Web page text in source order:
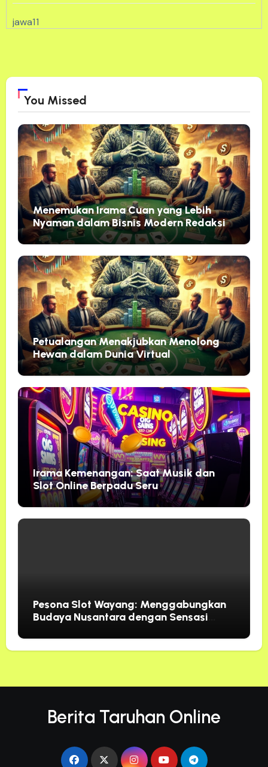
jawa11
https://www.geocities.ws/cenat/joker11/
You Missed
Menemukan Irama Cuan yang Lebih
Nyaman dalam Bisnis Modern Redaksi
Harmoni Usaha 10 Mei 2026
Petualangan Menakjubkan Menolong
Hewan dalam Dunia Virtual
Irama Kemenangan: Saat Musik dan
Slot Online Berpadu Seru
Pesona Slot Wayang: Menggabungkan
Budaya Nusantara dengan Sensasi
Berita Taruhan Online